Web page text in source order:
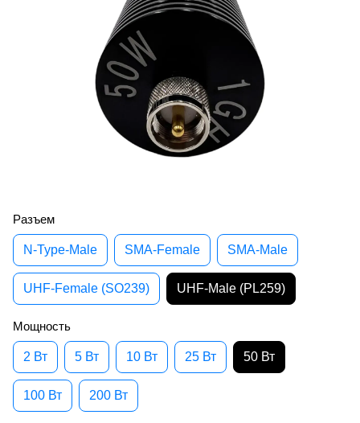
Разъем
N-Type-Male SMA-Female SMA-Male
UHF-Female (SO239) UHF-Male (PL259)
Мощность
2 Вт 5 Вт 10 Вт 25 Вт 50 Вт
100 Вт 200 Вт